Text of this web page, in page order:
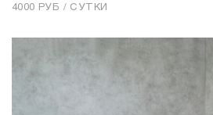
4000 РУБ / СУТКИ